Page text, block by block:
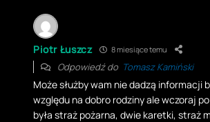
Piotr Łuszcz 8 miesiące temu
Odpowiedź do Tomasz Kamiński
Może służby wam nie dadzą informacji
względu na dobro rodziny ale wczoraj
była straż pożarna, dwie karetki, straż